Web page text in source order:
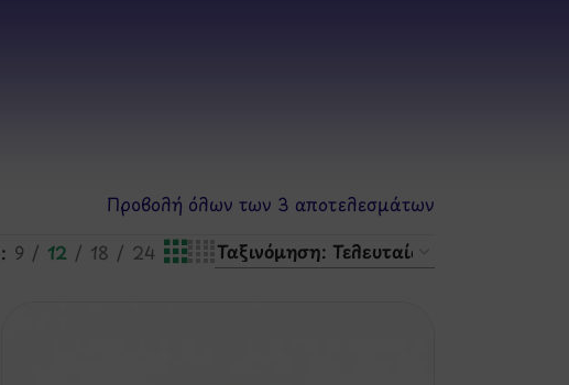
Προβολή όλων των 3 αποτελεσμάτων
9 12 18 24